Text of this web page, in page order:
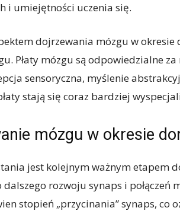
i umiejętności uczenia się.
dojrzewania mózgu w
Płaty mózgu są odpowiedzialne
sensoryczna, myślenie
stają się coraz bardziej
mózgu w okresie
jest kolejnym ważnym etapem
rozwoju synaps i połączeń
stopień „przycinania” synaps, co